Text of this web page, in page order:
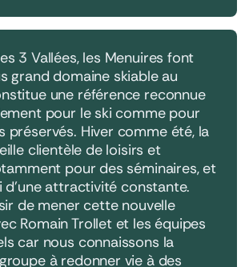
3 Vallées, les Menuires font
grand domaine skiable au
une référence reconnue
pour le ski comme pour
préservés. Hiver comme été, la
clientèle de loisirs et
pour des séminaires, et
d’une attractivité constante.
de mener cette nouvelle
Romain Trollet et les équipes
car nous connaissons la
à redonner vie à des